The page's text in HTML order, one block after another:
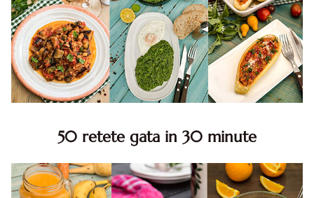
50 retete gata in 30 minute
minute. Retete rapide. Retete rapide de mancare. Idei
retete mancare rapid